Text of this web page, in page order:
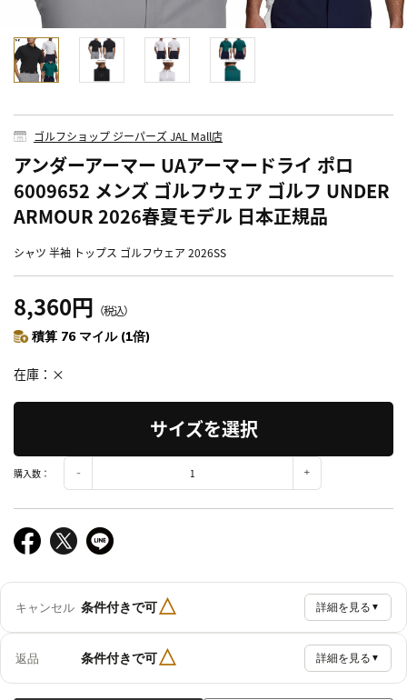
ゴルフショップ ジーパーズ JAL Mall店
アンダーアーマー UAアーマードライ ポロ
6009652 メンズ ゴルフウェア ゴルフ UNDER
ARMOUR 2026春夏モデル 日本正規品
シャツ 半袖 トップス ゴルフウェア 2026SS
8,360円 （税込）
積算 76 マイル (1倍)
在庫 ×
サイズを選択
購入数：
キャンセル 条件付きで可△ 詳細を見る ▼
返品 条件付きで可△ 詳細を見る ▼